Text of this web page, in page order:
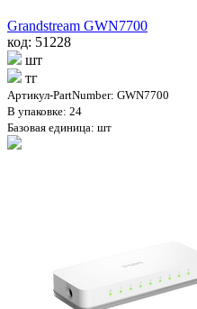
Grandstream GWN7700
код: 51228
шт
тг
Артикул-PartNumber: GWN7700
В упаковке: 24
Базовая единица: шт